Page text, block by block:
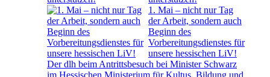
1. Mai – nicht nur Tag
der Arbeit, sondern auch
Beginn des
Vorbereitungsdienstes für
unsere hessischen LiV!
Der dlh beim Antrittsbesuch bei Minister Schwarz
im Hessischen Ministerium für Kultus, Bildung und